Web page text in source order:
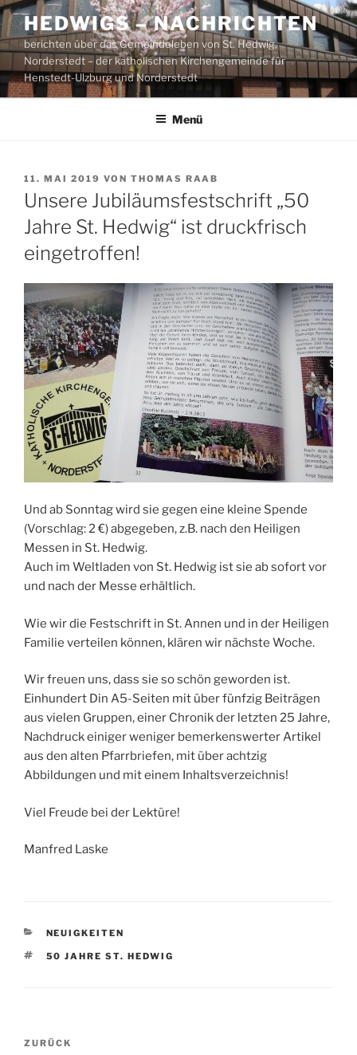
Zum
Inhalt
springen
HEDWIGS – NACHRICHTEN
berichten über das Gemeindeleben von St. Hedwig,
Norderstedt – der katholischen Kirchengemeinde für
Henstedt-Ulzburg und Norderstedt
Menü
VERÖFFENTLICHT
AM
11. MAI 2019 VON THOMAS RAAB
Unsere Jubiläumsfestschrift „50
Jahre St. Hedwig“ ist druckfrisch
eingetroffen!
Und ab Sonntag wird sie gegen eine kleine Spende
(Vorschlag: 2 €) abgegeben, z.B. nach den Heiligen
Messen in St. Hedwig.
Auch im Weltladen von St. Hedwig ist sie ab sofort vor
und nach der Messe erhältlich.
Wie wir die Festschrift in St. Annen und in der Heiligen
Familie verteilen können, klären wir nächste Woche.
Wir freuen uns, dass sie so schön geworden ist.
Einhundert Din A5-Seiten mit über fünfzig Beiträgen
aus vielen Gruppen, einer Chronik der letzten 25 Jahre,
Nachdruck einiger weniger bemerkenswerter Artikel
aus den alten Pfarrbriefen, mit über achtzig
Abbildungen und mit einem Inhaltsverzeichnis!
Viel Freude bei der Lektüre!
Manfred Laske
KATEGORIEN
NEUIGKEITEN
SCHLAGWÖRTER
50 JAHRE ST. HEDWIG
Beitragsnavigation
Vorheriger
ZURÜCK